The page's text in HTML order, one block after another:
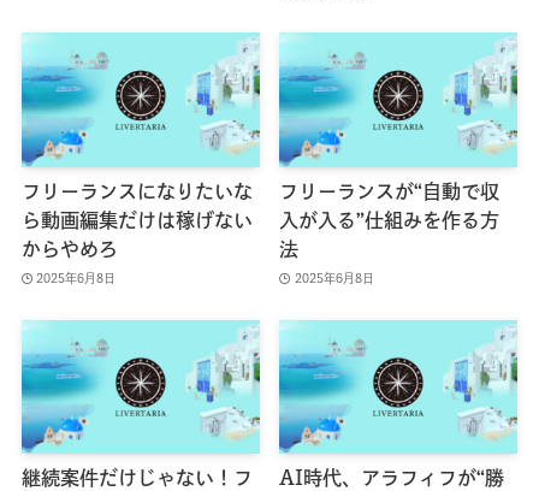
フリーランスになりたいな
ら動画編集だけは稼げない
からやめろ
2025年6月8日
フリーランスが“自動で収
入が入る”仕組みを作る方
法
2025年6月8日
継続案件だけじゃない！フ
AI時代、アラフィフが“勝